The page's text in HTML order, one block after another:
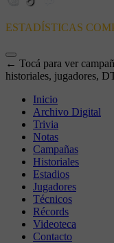
ESTADÍSTICAS
← Tocá para ver
historiales, jugadores,
Inicio
Archivo Digital
Trivia
Notas
Campañas
Historiales
Estadios
Jugadores
Técnicos
Récords
Videoteca
Contacto